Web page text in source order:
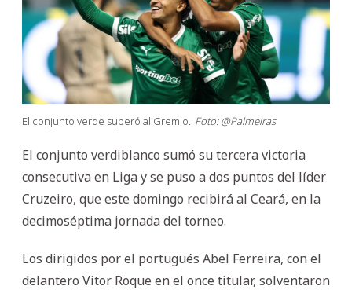
El conjunto verde superó al Gremio. Foto: @Palmeiras
El conjunto verdiblanco sumó su tercera victoria
consecutiva en Liga y se puso a dos puntos del líder
Cruzeiro, que este domingo recibirá al Ceará, en la
decimoséptima jornada del torneo.
Los dirigidos por el portugués Abel Ferreira, con el
delantero Vitor Roque en el once titular, solventaron